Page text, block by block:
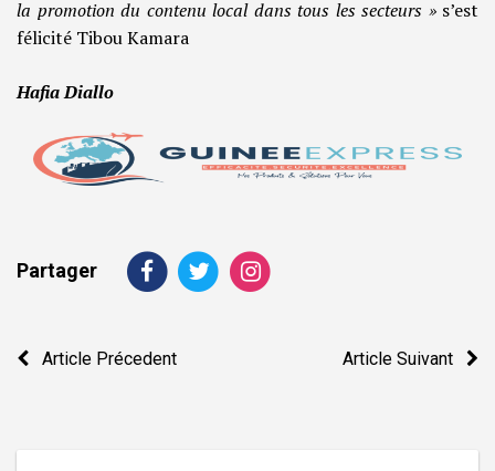
la promotion du contenu local dans tous les secteurs » s’est
félicité Tibou Kamara
Hafia Diallo
Partager
Navigation
Article Précedent Article Suivant